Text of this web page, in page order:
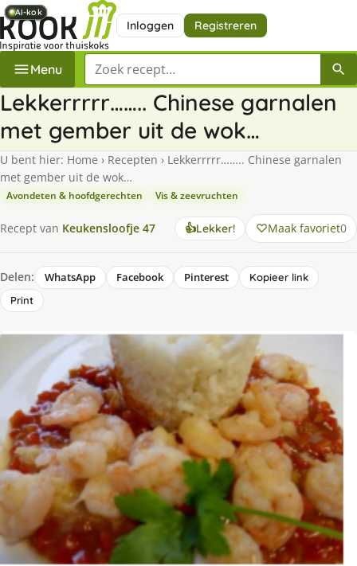
Inloggen Registreren
Menu Zoek een recept
Lekkerrrrr…….. Chinese garnalen
met gember uit de wok…
U bent hier: Home › Recepten › Lekkerrrrr…….. Chinese garnalen
met gember uit de wok…
Avondeten & hoofdgerechten Vis & zeevruchten
Recept van Keukensloofje 47 👍Lekker! Maak favoriet0
Delen: WhatsApp Facebook Pinterest
Kopieer link
Print
AI-kok
AI-kok
AI-kok
AI-kok
AI-kok
AI-kok